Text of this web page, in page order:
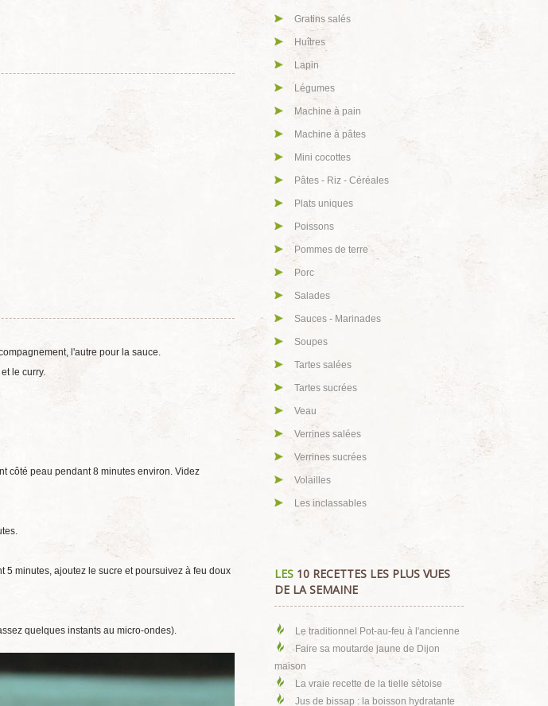
l'autre pour la sauce.
le curry.
côté peau pendant 8 minutes environ. Videz
minutes, ajoutez le sucre et poursuivez à feu doux
quelques instants au micro-ondes).
Gratins salés
Huîtres
Lapin
Légumes
Machine à pain
Machine à pâtes
Mini cocottes
Pâtes - Riz - Céréales
Plats uniques
Poissons
Pommes de terre
Porc
Salades
Sauces - Marinades
Soupes
Tartes salées
Tartes sucrées
Veau
Verrines salées
Verrines sucrées
Volailles
Les inclassables
LES 10 RECETTES LES PLUS VUES
DE LA SEMAINE
Le traditionnel Pot-au-feu à l'ancienne
Faire sa moutarde jaune de Dijon
maison
La vraie recette de la tielle sètoise
Jus de bissap : la boisson hydratante